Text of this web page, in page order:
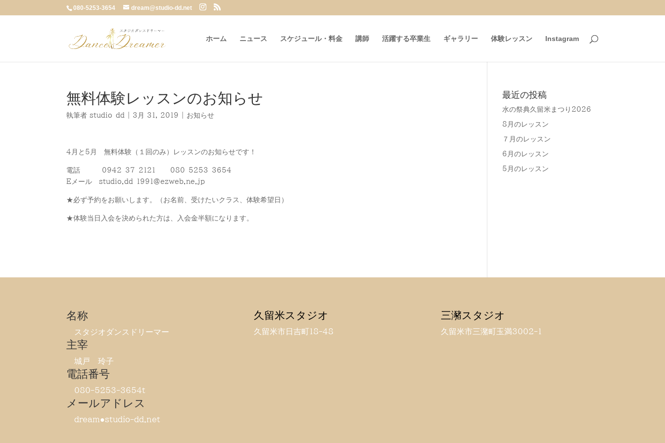
080-5253-3654 dream@studio-dd.net
ホーム ニュース スケジュール・料金 講師 活躍する卒業生 ギャラリー 体験レッスン Instagram
無料体験レッスンのお知らせ
執筆者studio-dd 3月 31, 2019 お知らせ
4月と5月 無料体験（１回のみ）レッスンのお知らせです！
電話 0942-37-2121 080-5253-3654
Eメール studio.dd-1991@ezweb.ne.jp
★必ず予約をお願いします。（お名前、受けたいクラス、体験希望日）
★体験当日入会を決められた方は、入会金半額になります。
最近の投稿
水の祭典久留米まつり2026
8月のレッスン
７月のレッスン
6月のレッスン
5月のレッスン
名称
スタジオダンスドリーマー
主宰
城戸 玲子
電話番号
080-5253-3654t
メールアドレス
dream●studio-dd.net
久留米スタジオ
久留米市日吉町18-48
三瀦スタジオ
久留米市三潴町玉満3002-1